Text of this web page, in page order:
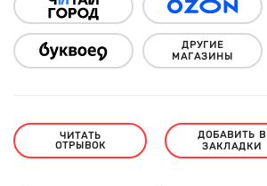
ДРУГИЕ
МАГАЗИНЫ
ЧИТАТЬ
ОТРЫВОК
ДОБАВИТЬ В
ЗАКЛАДКИ